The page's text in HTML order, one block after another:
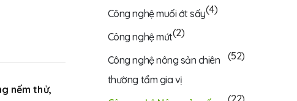
nếm thử,
Công nghệ muối ớt sấy(4)
Công nghệ mứt(2)
Công nghệ nông sản chiên
thường tẩm gia vị
(52)
(22)